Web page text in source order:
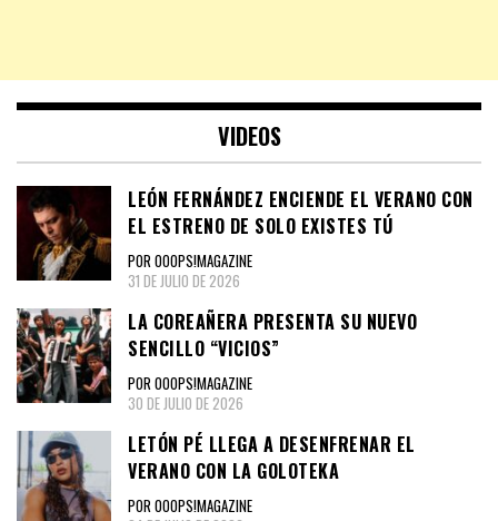
VIDEOS
LEÓN FERNÁNDEZ ENCIENDE EL VERANO CON
EL ESTRENO DE SOLO EXISTES TÚ
POR OOOPS!MAGAZINE
31 DE JULIO DE 2026
LA COREAÑERA PRESENTA SU NUEVO
SENCILLO “VICIOS”
POR OOOPS!MAGAZINE
30 DE JULIO DE 2026
LETÓN PÉ LLEGA A DESENFRENAR EL
VERANO CON LA GOLOTEKA
POR OOOPS!MAGAZINE